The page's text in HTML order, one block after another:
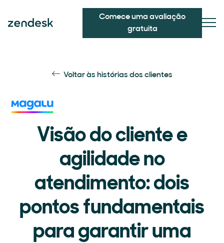
Comece uma avaliação
gratuita
Voltar às histórias dos clientes
Visão do cliente e
agilidade no
atendimento: dois
pontos fundamentais
para garantir uma